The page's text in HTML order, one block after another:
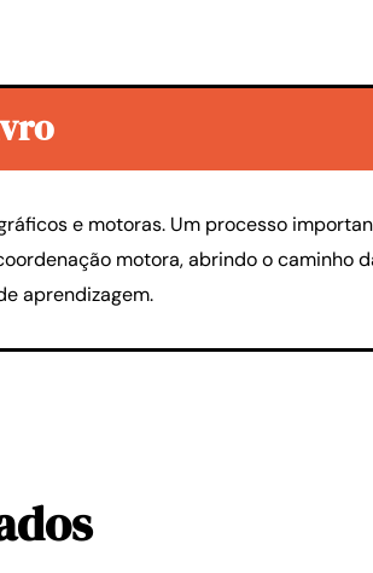
e motoras. Um processo
motora, abrindo o caminho
aprendizagem.